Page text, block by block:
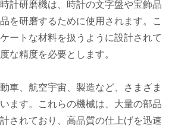
計研磨機は、時計の文字盤や宝飾品
を研磨するために使用されます。こ
ートな材料を扱うように設計されて
な精度を必要とします。
車、航空宇宙、製造など、さまざま
ます。これらの機械は、大量の部品
されており、高品質の仕上げを迅速